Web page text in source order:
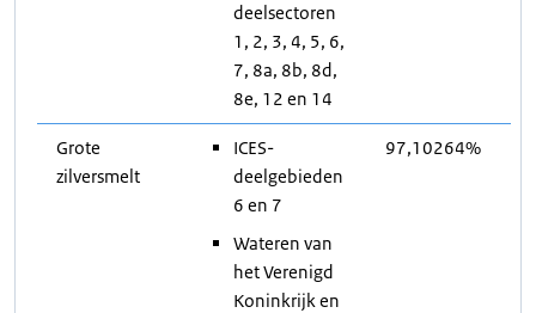
deelsectoren
1, 2, 3, 4, 5, 6,
7, 8a, 8b, 8d,
8e, 12 en 14
Grote
zilversmelt
ICES-
deelgebieden
6 en 7
Wateren van
het Verenigd
Koninkrijk en
97,10264%